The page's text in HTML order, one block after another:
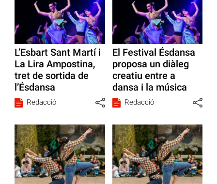
L’Esbart Sant Martí i
La Lira Ampostina,
tret de sortida de
l’Ésdansa
Redacció
El Festival Ésdansa
proposa un diàleg
creatiu entre a
dansa i la música
Redacció